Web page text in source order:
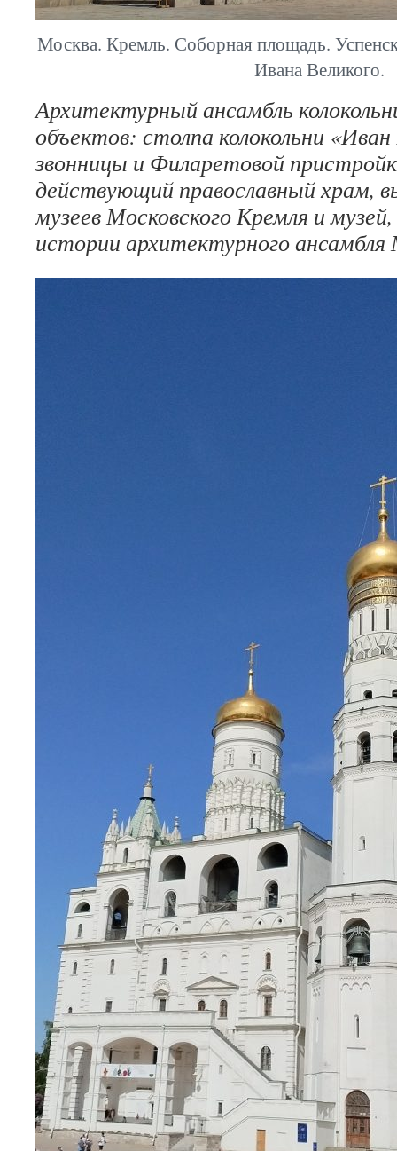
Москва. Кремль. Соборная площадь.
Ивана Великого.
Архитектурный ансамбль
объектов: столпа колокольни
звонницы и Филаретовой
действующий православный храм,
музеев Московского Кремля и
истории архитектурного ансамбля